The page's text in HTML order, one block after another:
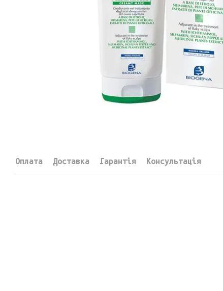
Оплата Доставка Гарантія Консультація